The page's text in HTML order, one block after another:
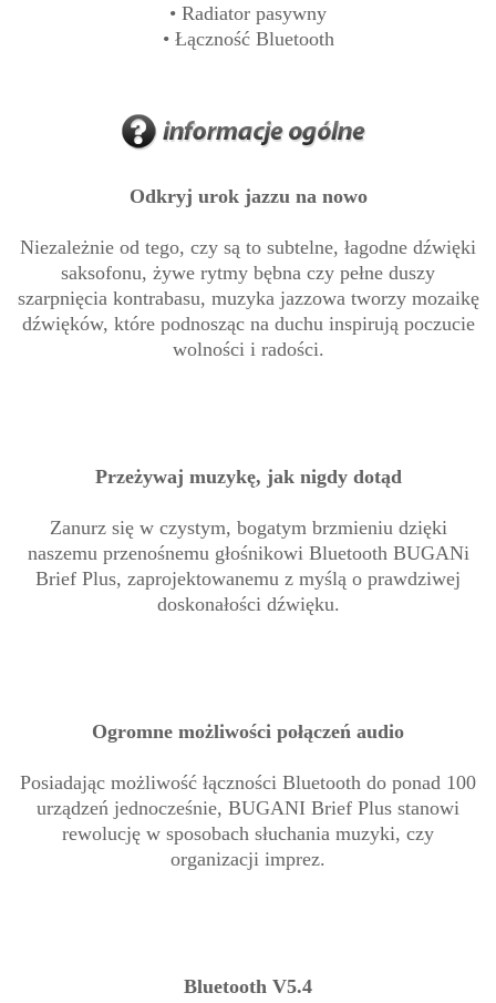
• Radiator pasywny
• Łączność Bluetooth
Odkryj urok jazzu na nowo
Niezależnie od tego, czy są to subtelne, łagodne dźwięki
saksofonu, żywe rytmy bębna czy pełne duszy
szarpnięcia kontrabasu, muzyka jazzowa tworzy mozaikę
dźwięków, które podnosząc na duchu inspirują poczucie
wolności i radości.
Przeżywaj muzykę, jak nigdy dotąd
Zanurz się w czystym, bogatym brzmieniu dzięki
naszemu przenośnemu głośnikowi Bluetooth BUGANi
Brief Plus, zaprojektowanemu z myślą o prawdziwej
doskonałości dźwięku.
Ogromne możliwości połączeń audio
Posiadając możliwość łączności Bluetooth do ponad 100
urządzeń jednocześnie, BUGANI Brief Plus stanowi
rewolucję w sposobach słuchania muzyki, czy
organizacji imprez.
Bluetooth V5.4